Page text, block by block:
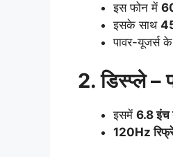
इस फोन में
इसके साथ
पावर-यूजर्स
2. डिस्प्ले –
इसमें 6.8 इंच
120Hz